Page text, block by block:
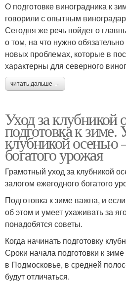
О подготовке виноградника к
говорили с опытным
Сегодня же речь пойдет о
о том, на что нужно
новых проблемах, которые в
характерны для северного
читать дальше →
Уход за клубникой
подготовка к зиме.
клубникой осенью
богатого урожая
Грамотный уход за клубникой
залогом ежегодного богатого
Подготовка к зиме важна, и
об этом и умеет ухаживать за
понадобятся советы.
Когда начинать подготовку
Сроки начала подготовки к
в Подмосковье, в средней
будут отличаться.